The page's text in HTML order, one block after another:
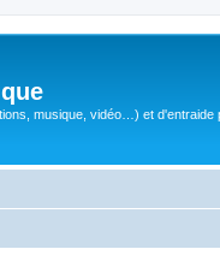
musique, vidéo…) et d'entraide